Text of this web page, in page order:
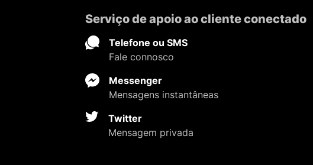
Serviço de apoio ao cliente conectado
Telefone ou SMS
Fale connosco
Messenger
Mensagens instantâneas
Twitter
Mensagem privada